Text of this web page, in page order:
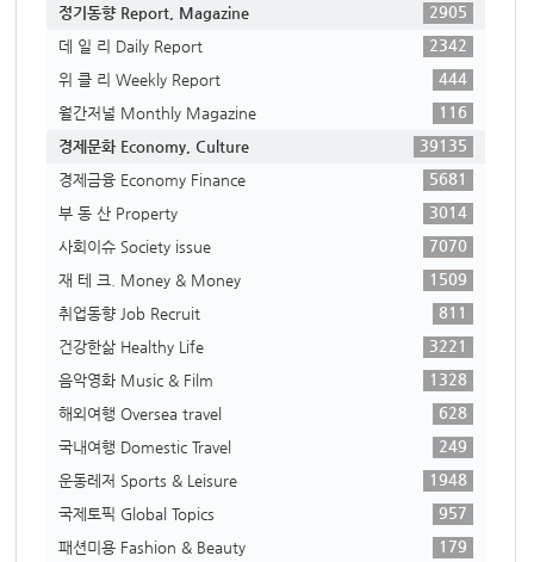
정기동향 Report, Magazine
2905
데 일 리 Daily Report
2342
위 클 리 Weekly Report
444
월간저널 Monthly Magazine
116
경제문화 Economy, Culture
39135
경제금융 Economy Finance
5681
부 동 산 Property
3014
사회이슈 Society issue
7070
재 테 크. Money & Money
1509
취업동향 Job Recruit
811
건강한삶 Healthy Life
3221
음악영화 Music & Film
1328
해외여행 Oversea travel
628
국내여행 Domestic Travel
249
운동레저 Sports & Leisure
1948
국제토픽 Global Topics
957
패션미용 Fashion & Beauty
179